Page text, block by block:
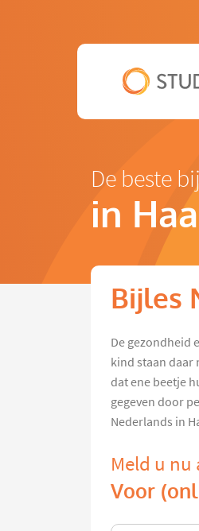
De beste
in
Bijles
De gezondheid
kind staan daar
dat ene beetje
gegeven door
Nederlands in
Meld u nu
Voor